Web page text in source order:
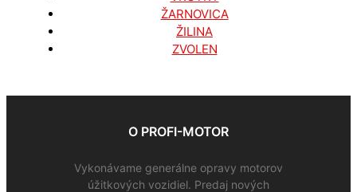
ŽARNOVICA
ŽILINA
ZVOLEN
O PROFI-MOTOR
Vykonávame generálne opravy motorov
úžitkových vozidiel. Predaj nových